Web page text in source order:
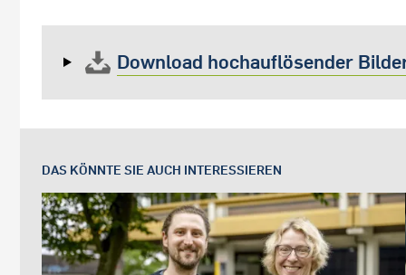
Download hochauflösender
DAS KÖNNTE SIE AUCH INTERESSIEREN